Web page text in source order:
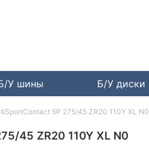
У шины Б/У диски
45 ZR20 110Y XL N0
5P 275/45 ZR20 110Y XL N0